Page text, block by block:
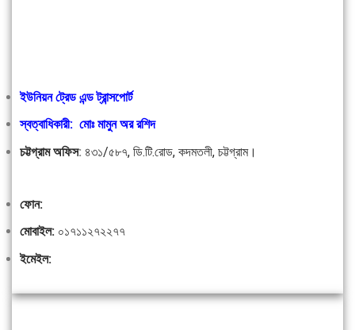
ইউনিয়ন ট্রেড এন্ড ট্রান্সপোর্ট
স্বত্বাধিকারী: মোঃ মামুন অর রশিদ
চট্টগ্রাম অফিস: ৪৩১/৫৮৭, ডি.টি.রোড, কদমতলী, চট্টগ্রাম।
ফোন:
মোবাইল: ০১৭১১২৭২২৭৭
ইমেইল: